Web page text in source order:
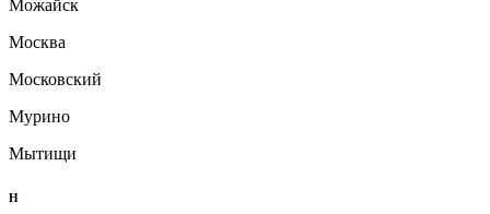
Можайск
Москва
Московский
Мурино
Мытищи
Н